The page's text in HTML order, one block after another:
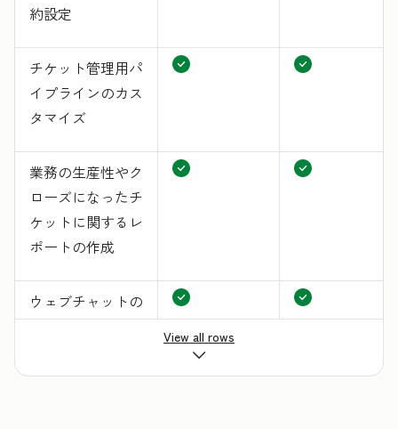
約設定
チケット管理用パ
イプラインのカス
タマイズ
業務の生産性やク
ローズになったチ
ケットに関するレ
ポートの作成
ウェブチャットの
実装
Eメールやチャッ
View all rows